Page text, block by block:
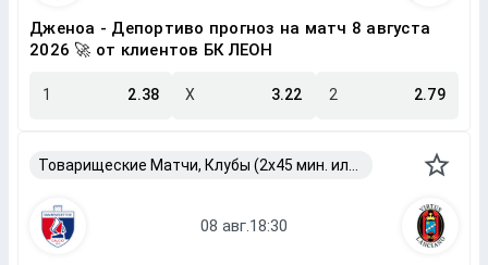
Дженоа - Депортиво прогноз на матч 8 августа
2026 🚀 от клиентов БК ЛЕОН
1 2.38 X 3.22 2 2.79